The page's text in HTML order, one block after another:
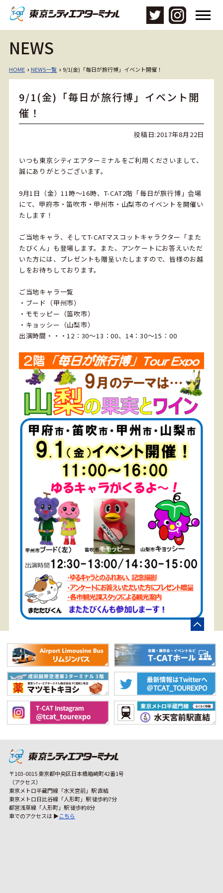
メ
NEWS
HOME › NEWS一覧 › 9/1(金)「毎日が旅行博」イベント開催！
9/1(金)「毎日が旅行博」イベント開
催！
投稿日:2017年8月22日
いつも東京シティエアターミナルをご利用くださいまして、
誠にありがとうございます。
9月1日（金）11時～16時、T-CAT2階「毎日が旅行博」会場
にて、甲府市・笛吹市・甲州市・山梨市のイベントを開催い
たします！
ご当地キャラ、そしてT-CATマスコットキャラクター「また
たびくん」も登場します。また、アンケートにお答えいただ
いた方には、プレゼントも贈呈いたしますので、皆様のお越
しをお待ちしております。
ご当地キャラ一覧
・ブード（甲州市）
・モモッピー（笛吹市）
・キョッシー（山梨市）
出演時間・・・12：30～13：00、14：30～15：00
〒103-0015 東京都中央区日本橋箱崎町42番1号
（アクセス）
東京メトロ半蔵門線「水天宮前」駅 直結
東京メトロ日比谷線「人形町」駅 徒歩約7分
都営浅草線「人形町」駅 徒歩約8分
車でのアクセスは ▶こちら